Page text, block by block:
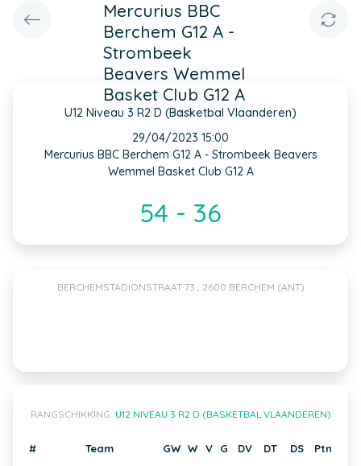
Mercurius BBC
Berchem G12 A -
Strombeek
Beavers Wemmel
Basket Club G12 A
U12 Niveau 3 R2 D (Basketbal Vlaanderen)
INFO
29/04/2023 15:00
Mercurius BBC Berchem G12 A - Strombeek Beavers
Wemmel Basket Club G12 A
54 - 36
BERCHEMSTADIONSTRAAT 73 , 2600 BERCHEM (ANT)
RANGSCHIKKING: U12 NIVEAU 3 R2 D (BASKETBAL VLAANDEREN)
# Team GW W V G DV DT DS Ptn